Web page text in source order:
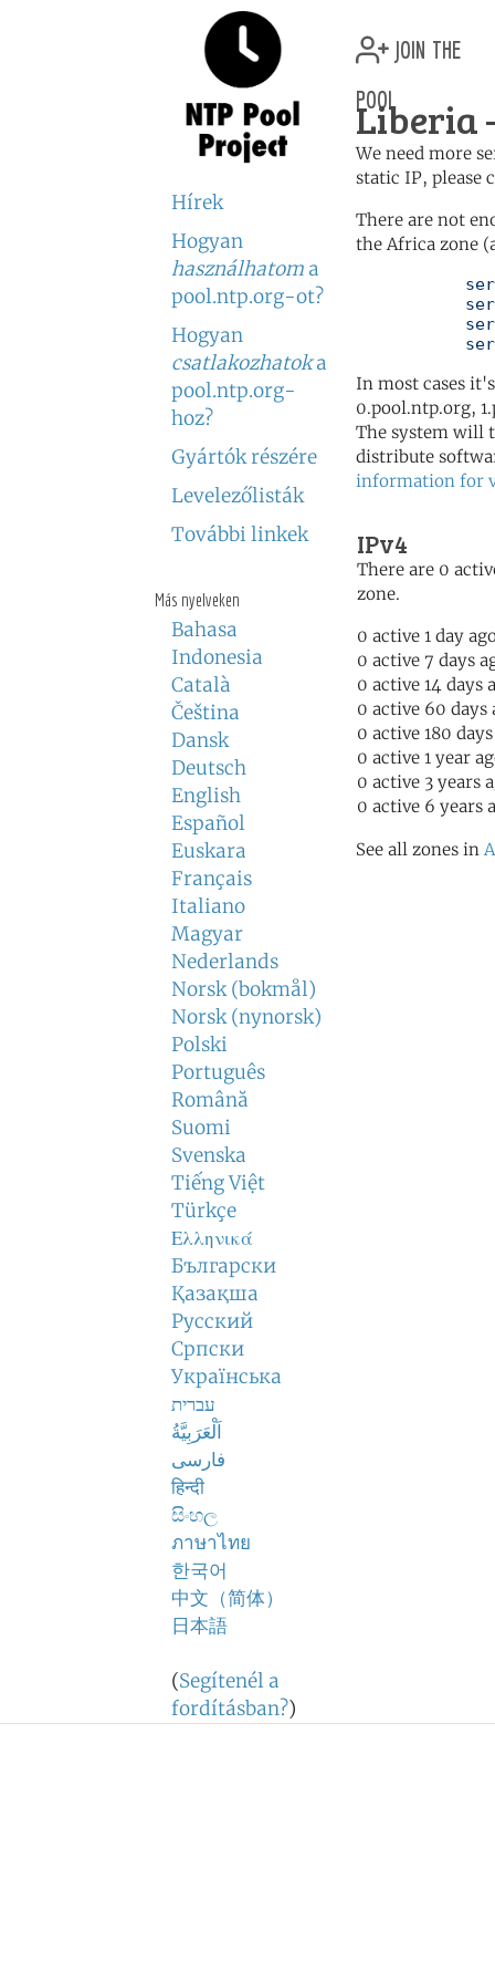
Hírek
Hogyan
használhatom a
pool.ntp.org-ot?
Hogyan
csatlakozhatoka
pool.ntp.org-
hoz?
Gyártók részére
Levelezőlisták
További linkek
Más nyelveken
Bahasa
Indonesia
Català
Čeština
Dansk
Deutsch
English
Español
Euskara
Français
Italiano
Magyar
Nederlands
Norsk (bokmål)
Norsk (nynorsk)
Polski
Português
Română
Suomi
Svenska
Tiếng Việt
Türkçe
Ελληνικά
Български
Қазақша
Русский
Српски
Українська
עברית
اَلْعَرَبِيَّةُ
فارسی
हिन्दी
සිංහල
ภาษาไทย
한국어
中文（简体）
日本語
(Segítenél a
fordításban?)
join the
pool
Liberia
We need more
static IP, please
There are not
the Africa zone
In most cases
0.pool.ntp.org,
The system will
distribute
information for
IPv4
There are 0
zone.
0 active 1 day
0 active 7 days
0 active 14 days
0 active 60 days
0 active 180
0 active 1 year
0 active 3 years
0 active 6 years
See all zones in